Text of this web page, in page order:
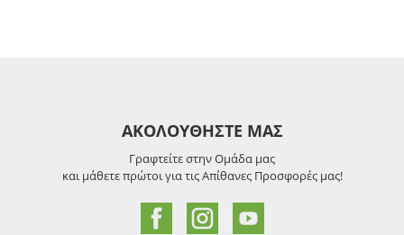
ΑΚΟΛΟΥΘΗΣΤΕ ΜΑΣ
Γραφτείτε στην Ομάδα μας
και μάθετε πρώτοι για τις Απίθανες Προσφορές μας!